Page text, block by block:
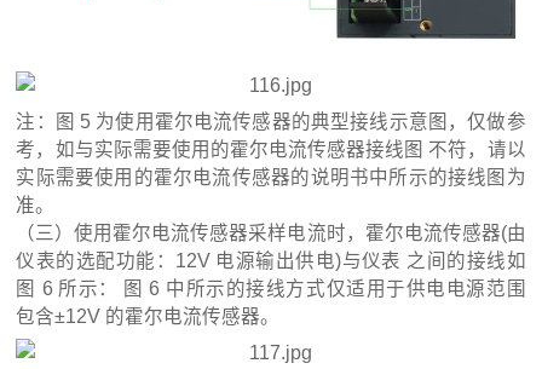
注：图 5 为使用霍尔电流传感器的典型接线示意图，仅做参
考，如与实际需要使用的霍尔电流传感器接线图 不符，请以
实际需要使用的霍尔电流传感器的说明书中所示的接线图为
准。
（三）使用霍尔电流传感器采样电流时，霍尔电流传感器(由
仪表的选配功能：12V 电源输出供电)与仪表 之间的接线如
图 6 所示： 图 6 中所示的接线方式仅适用于供电电源范围
包含±12V 的霍尔电流传感器。